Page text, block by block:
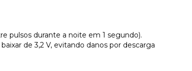
pulsos durante a noite em 1 segundo).
de 3,2 V, evitando danos por descarga